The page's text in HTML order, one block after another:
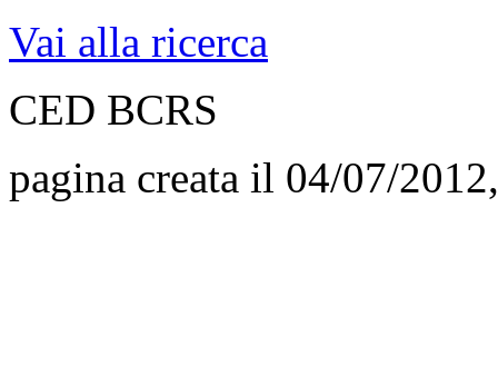
Vai alla ricerca
CED BCRS
pagina creata il 04/07/